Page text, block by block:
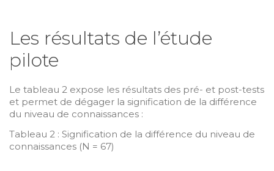
Les résultats de l’étude
pilote
Le tableau 2 expose les résultats des pré- et post-tests
et permet de dégager la signification de la différence
du niveau de connaissances :
Tableau 2 : Signification de la différence du niveau de
connaissances (N = 67)